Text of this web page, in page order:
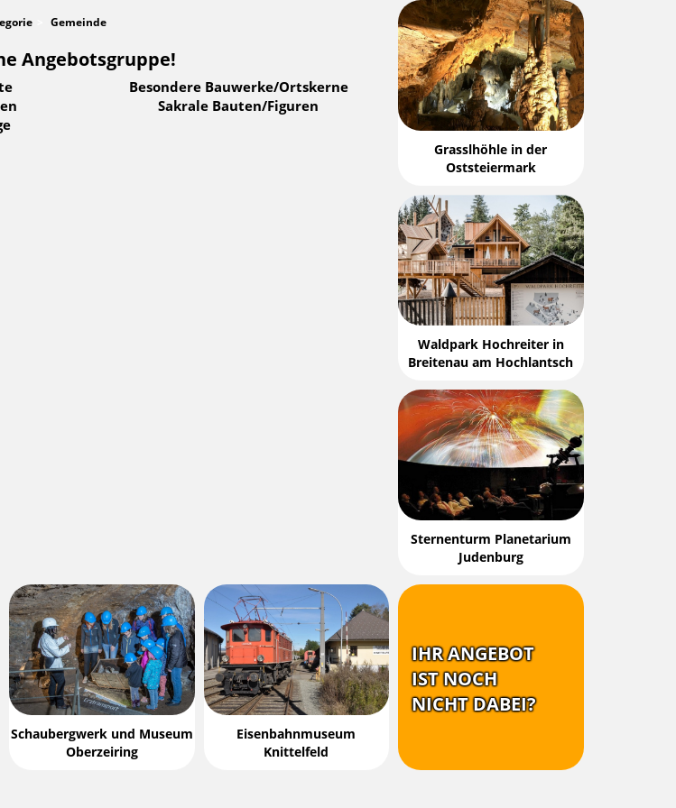
Gemeinde
Angebotsgruppe!
Besondere Bauwerke/Ortskerne
Sakrale Bauten/Figuren
Grasslhöhle in der
Oststeiermark
Waldpark Hochreiter in
Breitenau am Hochlantsch
Sternenturm Planetarium
Judenburg
Schaubergwerk und Museum
Oberzeiring
Eisenbahnmuseum
Knittelfeld
IHR ANGEBOT
IST NOCH
NICHT DABEI?